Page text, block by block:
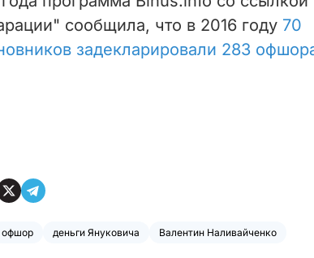
сообщила, что в 2016 году 70
задекларировали 283
офшор деньги Януковича Валентин Наливайченко